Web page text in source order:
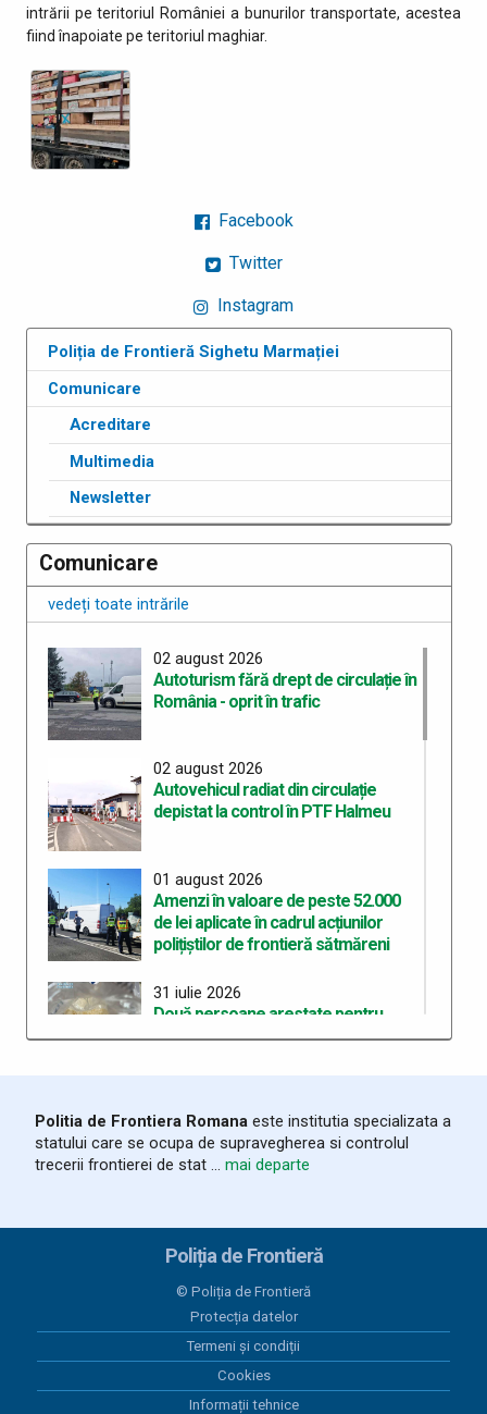
intrării pe teritoriul României a bunurilor transportate, acestea
fiind înapoiate pe teritoriul maghiar.
Facebook
Twitter
Instagram
Poliția de Frontieră Sighetu Marmației
Comunicare
Acreditare
Multimedia
Newsletter
Comunicare
vedeți toate intrările
02 august 2026
Autoturism fără drept de circulație în
România - oprit în trafic
02 august 2026
Autovehicul radiat din circulație
depistat la control în PTF Halmeu
01 august 2026
Amenzi în valoare de peste 52.000
de lei aplicate în cadrul acțiunilor
polițiștilor de frontieră sătmăreni
31 iulie 2026
Două persoane arestate pentru
deținerea de droguri de mare risc pe
28 iulie 2026
ITPF Sighetu Marmației a sărbătorit
162 de ani de la înființarea Poliției de
Bunuri susceptibile a fi contrafăcute,
în valoare de 20.000 lei, descoperite
în mașina unui sătmărean
25 iulie 2026
Peste 800 de persoane și 300
vehicule verificate în zona
Politia de Frontiera Romana este institutia specializata a
statului care se ocupa de supravegherea si controlul
trecerii frontierei de stat ... mai departe
Poliția de Frontieră
© Poliția de Frontieră
Protecția datelor
Termeni și condiții
Cookies
Informații tehnice